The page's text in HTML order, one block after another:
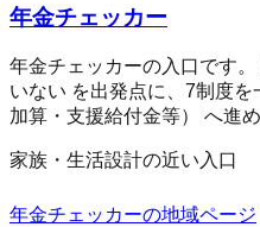
年金チェッカー
年金チェッカーの入口です
いない を出発点に、7制度
加算・支援給付金等） へ進
家族・生活設計の近い入口
年金チェッカーの地域ページ